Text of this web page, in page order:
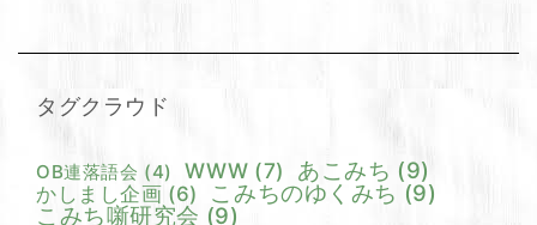
タグクラウド
OB連落語会 (4) WWW (7) あこみち (9)
かしまし企画 (6) こみちのゆくみち (9)
こみち噺研究会 (9)